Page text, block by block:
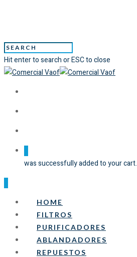
Hit enter to search or ESC to close
was successfully added to your cart.
HOME
FILTROS
PURIFICADORES
ABLANDADORES
REPUESTOS